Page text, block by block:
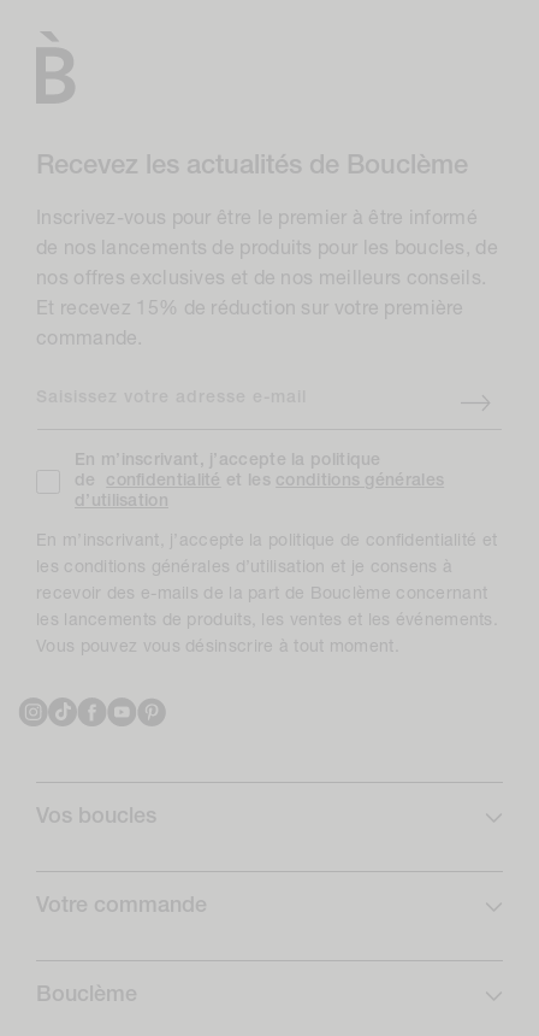
Recevez les actualités de Bouclème
Inscrivez-vous pour être le premier à être informé
de nos lancements de produits pour les boucles, de
nos offres exclusives et de nos meilleurs conseils.
Et recevez 15% de réduction sur votre première
commande.
En m’inscrivant, j’accepte la politique
de confidentialité et les conditions générales
d’utilisation
En m’inscrivant, j’accepte la politique de confidentialité et
les conditions générales d’utilisation et je consens à
recevoir des e-mails de la part de Bouclème concernant
les lancements de produits, les ventes et les événements.
Vous pouvez vous désinscrire à tout moment.
Instagram
TikTokFacebook
YouTube
Vos boucles
Profil de boucles
Curlcare
Routines boucles
Votre commande
FAQ
Livraison
Bouclème